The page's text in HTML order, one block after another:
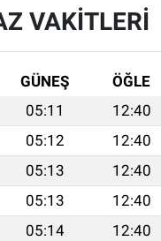
VAKITLERI
GÜNEŞ ÖĞLE
05:11 12:40
05:12 12:40
05:13 12:40
05:13 12:40
05:14 12:40